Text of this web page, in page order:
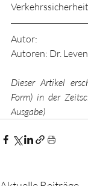
Autor:
Autoren: Dr.
Dieser Artikel
Form) in der
Ausgabe)